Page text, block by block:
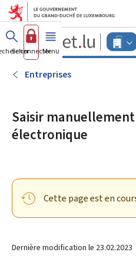
Aller au
Aller au
Se connecterMenu principal
Entreprises
Saisir
électronique
Cette page est en
Dernière modification le 23.02.2023